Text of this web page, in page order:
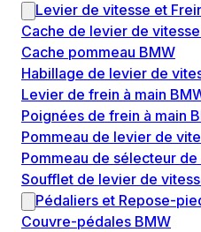
Levier de vitesse et
Cache de levier de
Cache pommeau BMW
Habillage de levier de
Levier de frein à main
Poignées de frein à main
Pommeau de levier de
Pommeau de sélecteur
Soufflet de levier de
Pédaliers et Repose-
Couvre-pédales BMW